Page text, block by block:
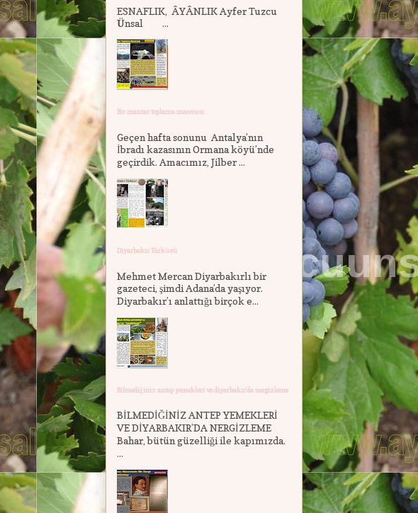
ESNAFLIK, ÂYÂNLIK Ayfer Tuzcu
Ünsal ...
Bir mantar toplama macerası
Geçen hafta sonunu Antalya’nın
İbradı kazasının Ormana köyü’nde
geçirdik. Amacımız, Jilber ...
Diyarbakır Türküsü
Mehmet Mercan Diyarbakırlı bir
gazeteci, şimdi Adana’da yaşıyor.
Diyarbakır’ı anlattığı birçok e...
Bilmediğiniz antep yemekleri ve diyarbakır'da nergizleme
BİLMEDİĞİNİZ ANTEP YEMEKLERİ
VE DİYARBAKIR’DA NERGİZLEME
Bahar, bütün güzelliği ile kapımızda.
...